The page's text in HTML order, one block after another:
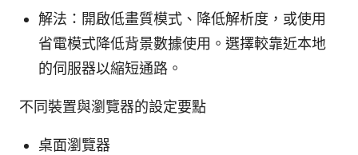
解法：開啟低畫質模式、降低解析度，或使用
省電模式降低背景數據使用。選擇較靠近本地
的伺服器以縮短通路。
不同裝置與瀏覽器的設定要點
桌面瀏覽器